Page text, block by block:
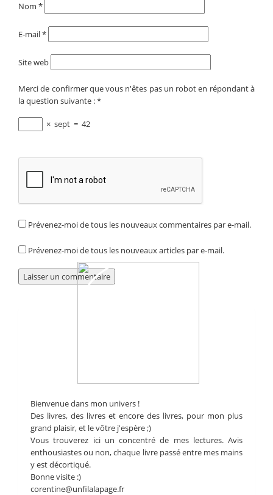
Nom *
E-mail*
Site web
Merci de confirmer que vous n'êtes pas un robot en répondant à
la question suivante :*
× sept = 42
Prévenez-moi de tous les nouveaux commentaires par e-mail.
Prévenez-moi de tous les nouveaux articles par e-mail.
Bienvenue dans mon univers !
Des livres, des livres et encore des livres, pour mon plus
grand plaisir, et le vôtre j'espère ;)
Vous trouverez ici un concentré de mes lectures. Avis
enthousiastes ou non, chaque livre passé entre mes mains
y est décortiqué.
Bonne visite :)
corentine@unfilalapage.fr